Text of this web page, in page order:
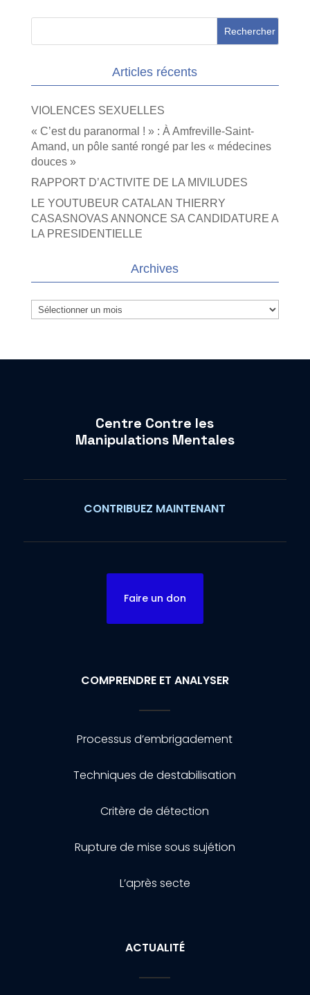
Articles récents
VIOLENCES SEXUELLES
« C’est du paranormal ! » : À Amfreville-Saint-
Amand, un pôle santé rongé par les « médecines
douces »
RAPPORT D’ACTIVITE DE LA MIVILUDES
LE YOUTUBEUR CATALAN THIERRY
CASASNOVAS ANNONCE SA CANDIDATURE A
LA PRESIDENTIELLE
Archives
Archives
Centre Contre les
Manipulations Mentales
CONTRIBUEZ MAINTENANT
Faire un don
COMPRENDRE ET ANALYSER
Processus d’embrigadement
Techniques de destabilisation
Critère de détection
Rupture de mise sous sujétion
L’après secte
ACTUALITÉ